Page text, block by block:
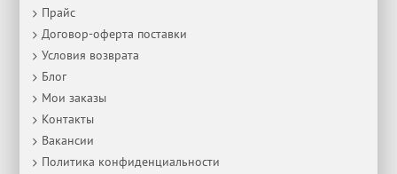
Прайс
Договор-оферта поставки
Условия возврата
Блог
Мои заказы
Контакты
Вакансии
Политика конфиденциальности